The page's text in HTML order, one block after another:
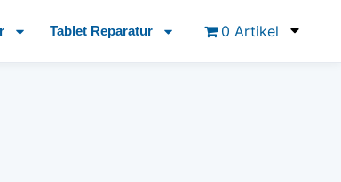
Tablet Reparatur 0 Artikel